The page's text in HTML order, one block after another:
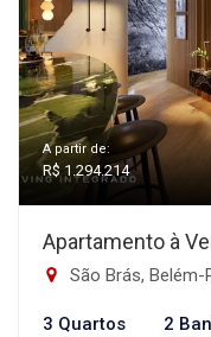
A partir de:
R$ 1.294.214
Apartamento à
São Brás, Belém-
3 Quartos 2